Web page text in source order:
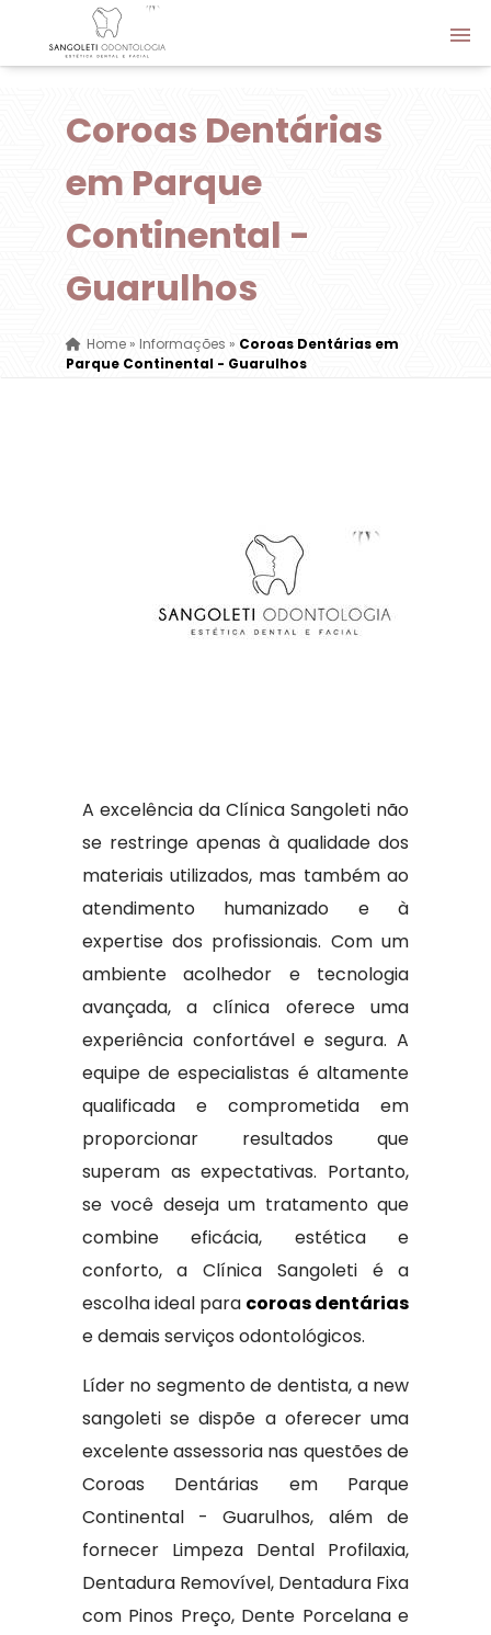
Coroas Dentárias
em Parque
Continental -
Guarulhos
Home» Informações » Coroas Dentárias em
Parque Continental - Guarulhos
A excelência da Clínica Sangoleti não
se restringe apenas à qualidade dos
materiais utilizados, mas também ao
atendimento humanizado e à
expertise dos profissionais. Com um
ambiente acolhedor e tecnologia
avançada, a clínica oferece uma
experiência confortável e segura. A
equipe de especialistas é altamente
qualificada e comprometida em
proporcionar resultados que
superam as expectativas. Portanto,
se você deseja um tratamento que
combine eficácia, estética e
conforto, a Clínica Sangoleti é a
escolha ideal para coroas dentárias
e demais serviços odontológicos.
Líder no segmento de dentista, a new
sangoleti se dispõe a oferecer uma
excelente assessoria nas questões de
Coroas Dentárias em Parque
Continental - Guarulhos, além de
fornecer Limpeza Dental Profilaxia,
Dentadura Removível, Dentadura Fixa
com Pinos Preço, Dente Porcelana e